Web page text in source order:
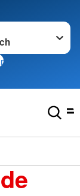
zu